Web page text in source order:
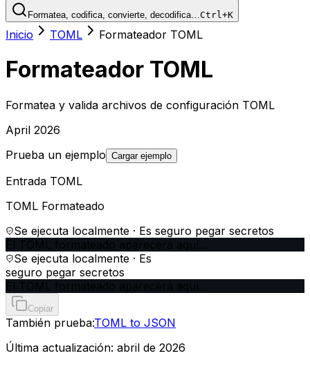
Formatea, codifica, convierte, decodifica…Ctrl+K
Inicio TOML Formateador TOML
Formateador TOML
Formatea y valida archivos de configuración TOML
April 2026
Prueba un ejemplo Cargar ejemplo
Entrada TOML
TOML Formateado
Se ejecuta localmente · Es seguro pegar secretos
Se ejecuta localmente · Es
seguro pegar secretos
Copiar
También prueba:TOML to JSON
Última actualización: abril de 2026